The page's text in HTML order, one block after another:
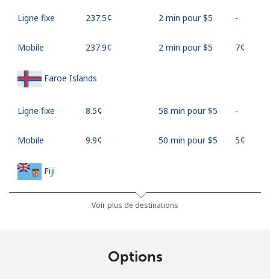
Ligne fixe ⁦237.5¢⁩ 2 min pour ⁦$5⁩ -
Mobile ⁦237.9¢⁩ 2 min pour ⁦$5⁩ ⁦7¢⁩
Faroe Islands
Ligne fixe ⁦8.5¢⁩ 58 min pour ⁦$5⁩ -
Mobile ⁦9.9¢⁩ 50 min pour ⁦$5⁩ ⁦5¢⁩
Fiji
⁦37.9¢⁩ 13 min pour ⁦$5⁩
Voir plus de destinations
Options